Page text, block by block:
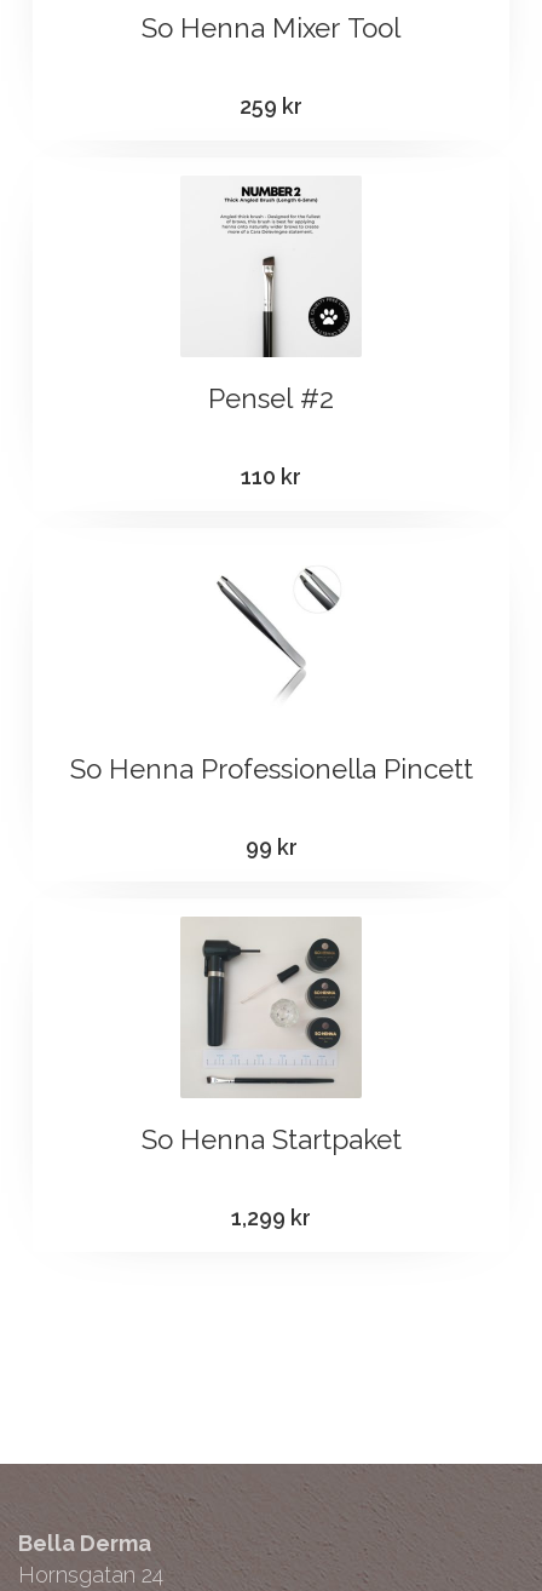
So Henna Mixer Tool
259 kr
Pensel #2
110 kr
So Henna Professionella Pincett
99 kr
So Henna Startpaket
1,299 kr
Bella Derma
Hornsgatan 24